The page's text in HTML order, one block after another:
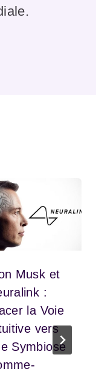
Musk et
:
la Voie
vers
Symbiose